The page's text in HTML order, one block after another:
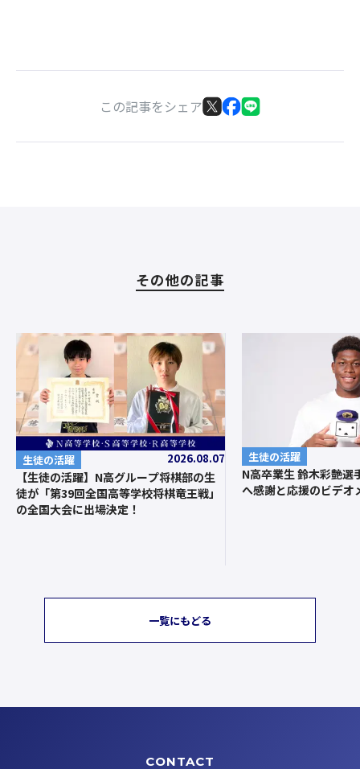
この記事をシェア
その他の記事
生徒の活躍 2026.08.07
【生徒の活躍】N高グループ将棋部の生
徒が「第39回全国高等学校将棋竜王戦」
の全国大会に出場決定！
生徒の活躍
N高卒業生 鈴木彩艶選
へ感謝と応援のビデオ
一覧にもどる
CONTACT